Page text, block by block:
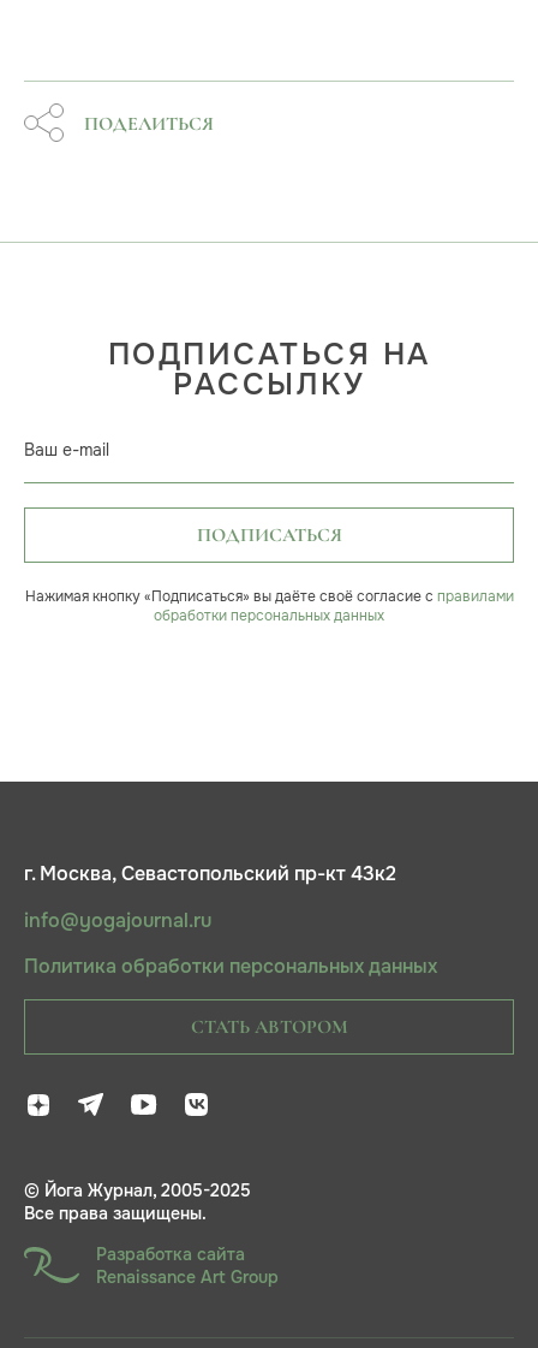
ПОДЕЛИТЬСЯ
ПОДПИСАТЬСЯ НА
РАССЫЛКУ
Ваш e-mail
ПОДПИСАТЬСЯ
Нажимая кнопку «Подписаться» вы даёте своё согласие с правилами
обработки персональных данных
г. Москва, Севастопольский пр-кт 43к2
info@yogajournal.ru
Политика обработки персональных данных
СТАТЬ АВТОРОМ
© Йога Журнал, 2005-2025
Все права защищены.
Разработка сайта
Renaissance Art Group